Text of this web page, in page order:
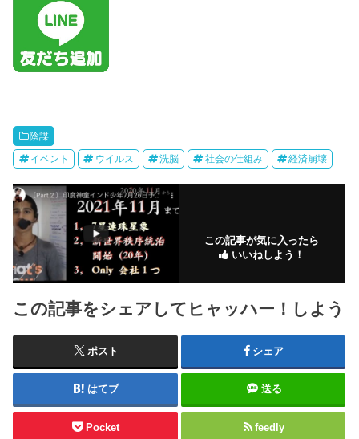
陰謀
イベント ウイルス 洗脳 社会の仕組み 経済崩壊
この記事が気に入ったら
いいねしよう！
この記事をシェアしてヒャッハー！しよう
ポスト シェア
はてブ 送る
Pocket feedly